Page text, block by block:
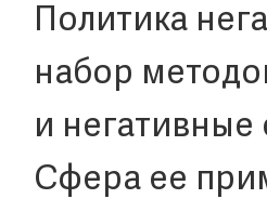
Политика
набор
и
Сфера ее